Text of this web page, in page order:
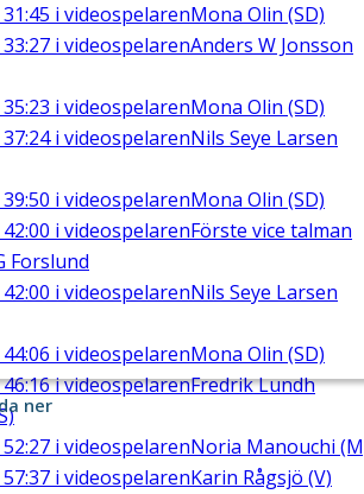
31:45 i videospelarenMona Olin (SD)
33:27 i videospelarenAnders W Jonsson
35:23 i videospelarenMona Olin (SD)
37:24i videospelarenNils Seye Larsen
39:50 i videospelarenMona Olin (SD)
42:00 i videospelarenFörste vice talman
Forslund
42:00 i videospelarenNils Seye Larsen
44:06 i videospelarenMona Olin (SD)
46:16i videospelarenFredrik Lundh
52:27 i videospelarenNoria Manouchi
57:37 i videospelarenKarin Rågsjö (V)
ner